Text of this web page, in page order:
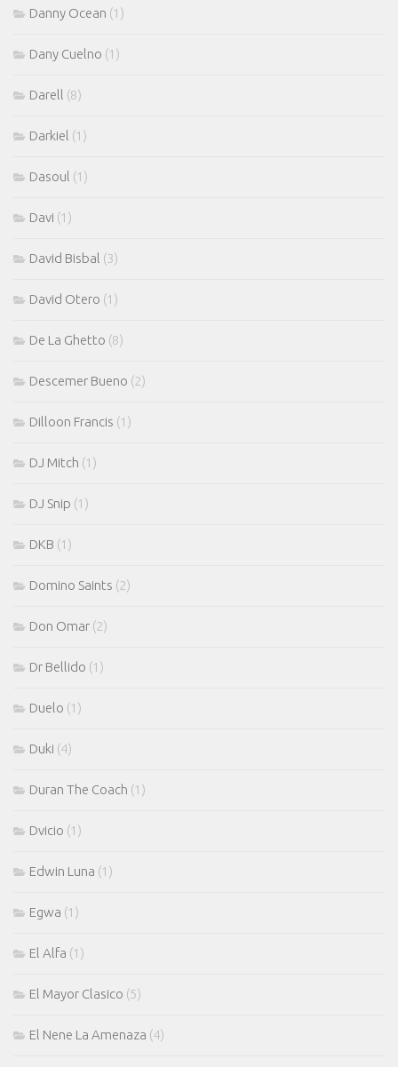
Danny Ocean (1)
Dany Cuelno (1)
Darell (8)
Darkiel (1)
Dasoul (1)
Davi (1)
David Bisbal (3)
David Otero (1)
De La Ghetto (8)
Descemer Bueno (2)
Dilloon Francis (1)
DJ Mitch (1)
DJ Snip (1)
DKB (1)
Domino Saints (2)
Don Omar (2)
Dr Bellido (1)
Duelo (1)
Duki (4)
Duran The Coach (1)
Dvicio (1)
Edwin Luna (1)
Egwa (1)
El Alfa (1)
El Mayor Clasico (5)
El Nene La Amenaza (4)